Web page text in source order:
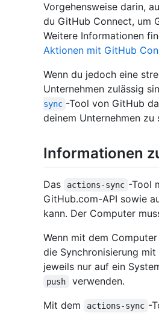
Vorgehensweise darin,
du GitHub Connect, um
Weitere Informationen
Aktionen mit GitHub
Wenn du jedoch eine
Unternehmen zulässig
sync -Tool von GitHub
deinem Unternehmen zu
Informationen
Das actions-sync -Tool
GitHub.com-API sowie
kann. Der Computer
Wenn mit dem
die Synchronisierung mit
jeweils nur auf ein
push
verwenden.
Mit dem
actions-sync -